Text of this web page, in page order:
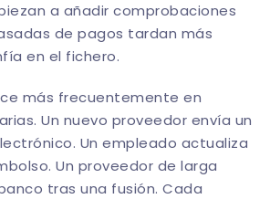
a añadir comprobaciones
de pagos tardan más
en el fichero.
más frecuentemente en
Un nuevo proveedor envía un
Un empleado actualiza
Un proveedor de larga
tras una fusión. Cada